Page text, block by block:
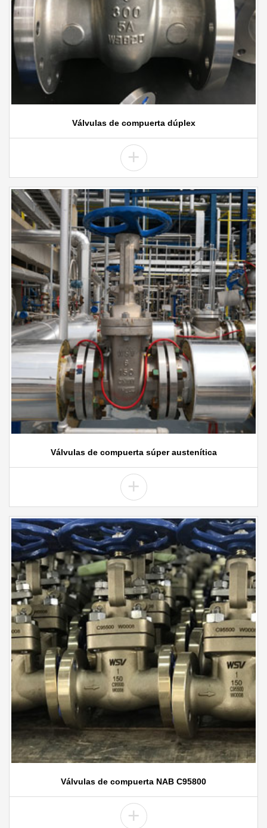
Válvulas de compuerta dúplex
+
Válvulas de compuerta súper austenítica
+
Válvulas de compuerta NAB C95800
+